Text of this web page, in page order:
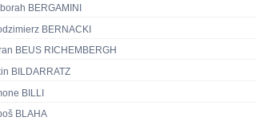
BERGAMINI
BERNACKI
BEUS RICHEMBERGH
BILDARRATZ
BILLI
BLAHA